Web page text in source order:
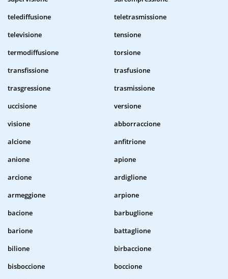
telediffusione
teletrasmissione
televisione
tensione
termodiffusione
torsione
transfissione
trasfusione
trasgressione
trasmissione
uccisione
versione
visione
abborraccione
alcione
anfitrione
anione
apione
arcione
ardiglione
armeggione
arpione
bacione
barbuglione
barione
battaglione
bilione
birbaccione
bisboccione
boccione